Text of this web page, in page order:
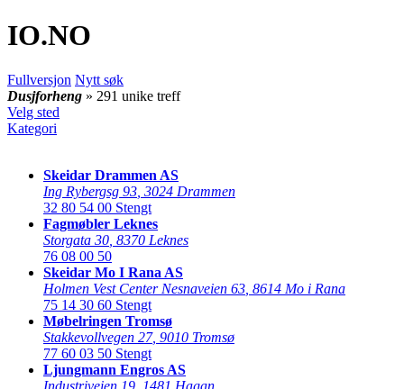
IO.NO
Fullversjon Nytt søk
Dusjforheng » 291 unike treff
Velg sted
Kategori
Skeidar Drammen AS
Ing Rybergsg 93 3024 Drammen
32 80 54 00 Stengt
Fagmøbler Leknes
Storgata 30 8370 Leknes
76 08 00 50
Skeidar Mo I Rana AS
Holmen Vest Center Nesnaveien 63 8614 Mo i Rana
75 14 30 60 Stengt
Møbelringen Tromsø
Stakkevollvegen 27, 9010 Tromsø
77 60 03 50 Stengt
Ljungmann Engros AS
Industriveien 19 1481 Hagan